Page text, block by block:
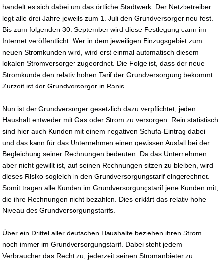
handelt es sich dabei um das örtliche Stadtwerk. Der Netzbetreiber
legt alle drei Jahre jeweils zum 1. Juli den Grundversorger neu fest.
Bis zum folgenden 30. September wird diese Festlegung dann im
Internet veröffentlicht. Wer in dem jeweiligen Einzugsgebiet zum
neuen Stromkunden wird, wird erst einmal automatisch diesem
lokalen Stromversorger zugeordnet. Die Folge ist, dass der neue
Stromkunde den relativ hohen Tarif der Grundversorgung bekommt.
Zurzeit ist der Grundversorger in Ranis.
Nun ist der Grundversorger gesetzlich dazu verpflichtet, jeden
Haushalt entweder mit Gas oder Strom zu versorgen. Rein statistisch
sind hier auch Kunden mit einem negativen Schufa-Eintrag dabei
und das kann für das Unternehmen einen gewissen Ausfall bei der
Begleichung seiner Rechnungen bedeuten. Da das Unternehmen
aber nicht gewillt ist, auf seinen Rechnungen sitzen zu bleiben, wird
dieses Risiko sogleich in den Grundversorgungstarif eingerechnet.
Somit tragen alle Kunden im Grundversorgungstarif jene Kunden mit,
die ihre Rechnungen nicht bezahlen. Dies erklärt das relativ hohe
Niveau des Grundversorgungstarifs.
Über ein Drittel aller deutschen Haushalte beziehen ihren Strom
noch immer im Grundversorgungstarif. Dabei steht jedem
Verbraucher das Recht zu, jederzeit seinen Stromanbieter zu